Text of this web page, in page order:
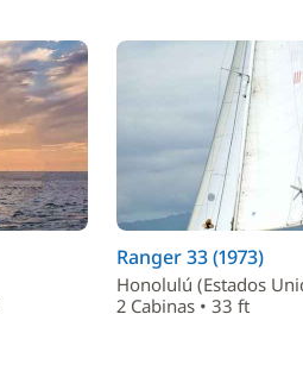
Ranger 33 (1973)
Honolulú (Estados
2 Cabinas • 33 ft